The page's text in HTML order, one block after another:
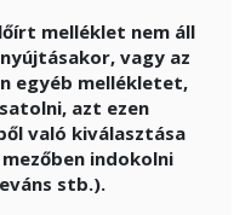
melléklet nem áll
vagy az
egyéb mellékletet,
azt ezen
való kiválasztása
indokolni
stb.).